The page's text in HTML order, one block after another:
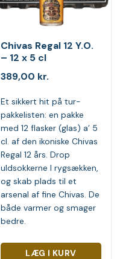
Chivas Regal 12 Y.O.
– 12 x 5 cl
389,00 kr.
Et sikkert hit på tur-
pakkelisten: en pakke
med 12 flasker (glas) a’ 5
cl. af den ikoniske Chivas
Regal 12 års. Drop
uldsokkerne I rygsækken,
og skab plads til et
arsenal af fine Chivas. De
både varmer og smager
bedre.
LÆG I KURV